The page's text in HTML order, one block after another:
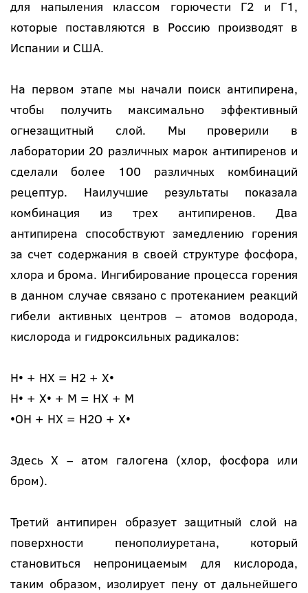
для напыления классом горючести Г2 и Г1,
которые поставляются в Россию производят в
Испании и США.
На первом этапе мы начали поиск антипирена,
чтобы получить максимально эффективный
огнезащитный слой. Мы проверили в
лаборатории 20 различных марок антипиренов и
сделали более 100 различных комбинаций
рецептур. Наилучшие результаты показала
комбинация из трех антипиренов. Два
антипирена способствуют замедлению горения
за счет содержания в своей структуре фосфора,
хлора и брома. Ингибирование процесса горения
в данном случае связано с протеканием реакций
гибели активных центров – атомов водорода,
кислорода и гидроксильных радикалов:
Н• + НХ = Н2 + Х•
Н• + Х• + М = НХ + М
•ОН + НХ = Н2О + Х•
Здесь Х – атом галогена (хлор, фосфора или
бром).
Третий антипирен образует защитный слой на
поверхности пенополиуретана, который
становиться непроницаемым для кислорода,
таким образом, изолирует пену от дальнейшего